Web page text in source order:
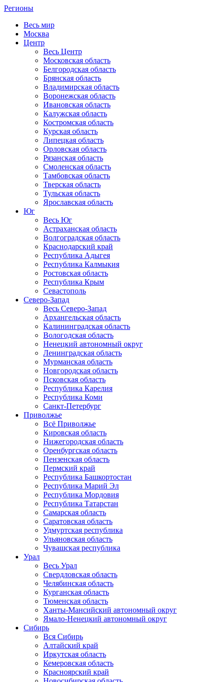
Регионы
Весь мир
Москва
Центр
Весь Центр
Московская область
Белгородская область
Брянская область
Владимирская область
Воронежская область
Ивановская область
Калужская область
Костромская область
Курская область
Липецкая область
Орловская область
Рязанская область
Смоленская область
Тамбовская область
Тверская область
Тульская область
Ярославская область
Юг
Весь Юг
Астраханская область
Волгоградская область
Краснодарский край
Республика Адыгея
Республика Калмыкия
Ростовская область
Республика Крым
Севастополь
Северо-Запад
Весь Северо-Запад
Архангельская область
Калининградская область
Вологодская область
Ненецкий автономный округ
Ленинградская область
Мурманская область
Новгородская область
Псковская область
Республика Карелия
Республика Коми
Санкт-Петербург
Приволжье
Всё Приволжье
Кировская область
Нижегородская область
Оренбургская область
Пензенская область
Пермский край
Республика Башкортостан
Республика Марий Эл
Республика Мордовия
Республика Татарстан
Самарская область
Саратовская область
Удмуртская республика
Ульяновская область
Чувашская республика
Урал
Весь Урал
Свердловская область
Челябинская область
Курганская область
Тюменская область
Ханты-Мансийский автономный округ
Ямало-Ненецкий автономный округ
Сибирь
Вся Сибирь
Алтайский край
Иркутская область
Кемеровская область
Красноярский край